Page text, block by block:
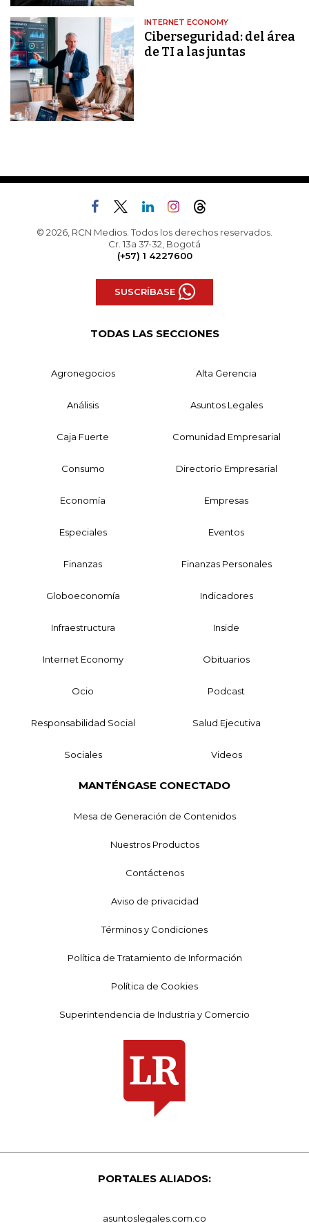
INTERNET ECONOMY
Ciberseguridad: del área
de TI a las juntas
© 2026, RCN Medios. Todos los derechos reservados.
Cr. 13a 37-32, Bogotá
(+57) 1 4227600
SUSCRÍBASE
TODAS LAS SECCIONES
Agronegocios Alta Gerencia
Análisis Asuntos Legales
Caja Fuerte Comunidad Empresarial
Consumo Directorio Empresarial
Economía Empresas
Especiales Eventos
Finanzas Finanzas Personales
Globoeconomía Indicadores
Infraestructura Inside
Internet Economy Obituarios
Ocio Podcast
Responsabilidad Social Salud Ejecutiva
Sociales Videos
MANTÉNGASE CONECTADO
Mesa de Generación de Contenidos
Nuestros Productos
Contáctenos
Aviso de privacidad
Términos y Condiciones
Política de Tratamiento de Información
Política de Cookies
Superintendencia de Industria y Comercio
PORTALES ALIADOS:
asuntoslegales.com.co